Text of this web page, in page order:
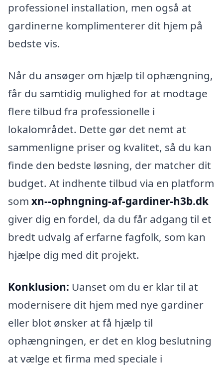
professionel installation, men også at
gardinerne komplimenterer dit hjem på
bedste vis.
Når du ansøger om hjælp til ophængning,
får du samtidig mulighed for at modtage
flere tilbud fra professionelle i
lokalområdet. Dette gør det nemt at
sammenligne priser og kvalitet, så du kan
finde den bedste løsning, der matcher dit
budget. At indhente tilbud via en platform
som xn--ophngning-af-gardiner-h3b.dk
giver dig en fordel, da du får adgang til et
bredt udvalg af erfarne fagfolk, som kan
hjælpe dig med dit projekt.
Konklusion: Uanset om du er klar til at
modernisere dit hjem med nye gardiner
eller blot ønsker at få hjælp til
ophængningen, er det en klog beslutning
at vælge et firma med speciale i